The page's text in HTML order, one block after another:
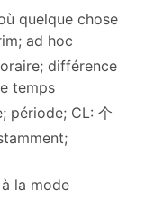
quelque chose
ad hoc
différence
temps
période; CL: 个
la mode